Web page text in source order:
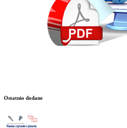
Ostatnio dodane